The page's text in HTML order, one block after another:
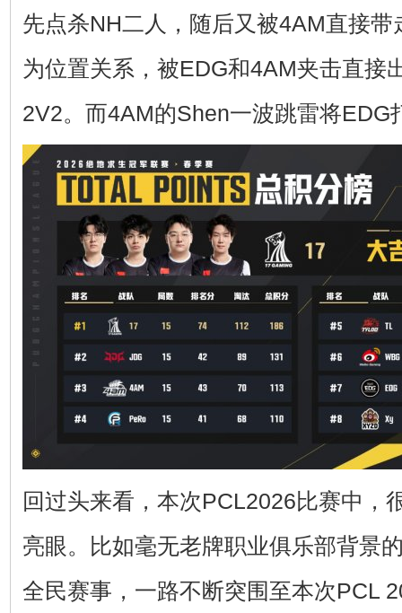
先点杀NH二人，随后又被4AM直接
为位置关系，被EDG和4AM夹击直接
2V2。而4AM的Shen一波跳雷将EDG
回过头来看，本次PCL2026比赛中，
亮眼。比如毫无老牌职业俱乐部背景
全民赛事，一路不断突围至本次PCL